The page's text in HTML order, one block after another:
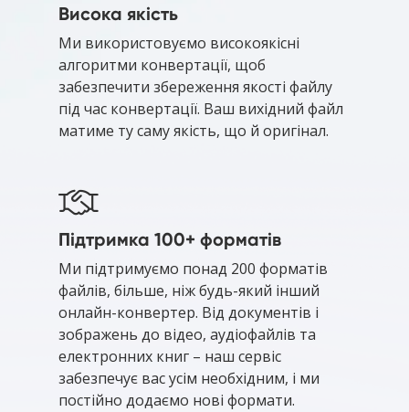
Висока якість
Ми використовуємо високоякісні
алгоритми конвертації, щоб
забезпечити збереження якості файлу
під час конвертації. Ваш вихідний файл
матиме ту саму якість, що й оригінал.
Підтримка 100+ форматів
Ми підтримуємо понад 200 форматів
файлів, більше, ніж будь-який інший
онлайн-конвертер. Від документів і
зображень до відео, аудіофайлів та
електронних книг – наш сервіс
забезпечує вас усім необхідним, і ми
постійно додаємо нові формати.